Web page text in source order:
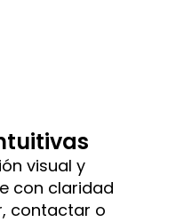
visual y
con claridad
contactar o